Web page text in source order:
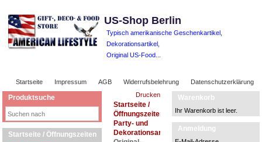
US-Shop Berlin
Typisch amerikanische Geschenkartikel,
Dekorationsartikel,
Original US-Food...
Startseite Impressum AGB Widerrufsbelehrung Datenschutzerklärung
Produktsuche
Startseite / Öffnungszeiten
Warenkorb
Ihr Warenkorb ist leer.
Anmeldung
Drucken
Startseite /
Öffnungszeiten
Party- und
Dekorationsartikel